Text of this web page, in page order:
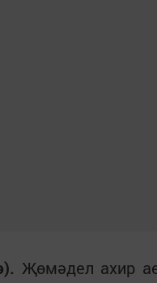
Җөмәдел ахир